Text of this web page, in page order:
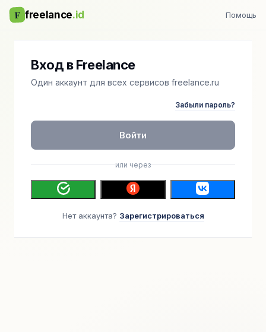
F freelance.id Помощь
Вход в Freelance
Один аккаунт для всех сервисов freelance.ru
Забыли пароль?
Войти
или через
Нет аккаунта? Зарегистрироваться